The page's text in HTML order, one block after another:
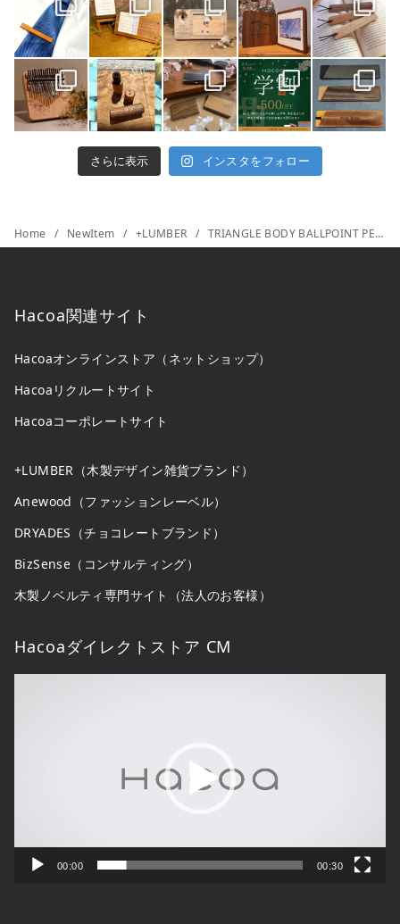
さらに表示 インスタをフォロー
Home NewItem +LUMBER TRIANGLE BODY BALLPOINT PEN（新仕様）
Hacoa関連サイト
Hacoaオンラインストア（ネットショップ）
Hacoaリクルートサイト
Hacoaコーポレートサイト
+LUMBER（木製デザイン雑貨ブランド）
Anewood（ファッションレーベル）
DRYADES（チョコレートブランド）
BizSense（コンサルティング）
木製ノベルティ専門サイト（法人のお客様）
Hacoaダイレクトストア CM
00:00 00:30